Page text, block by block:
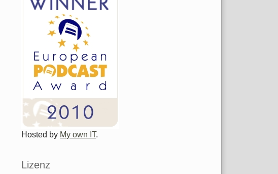
Hosted by My own IT.
Lizenz